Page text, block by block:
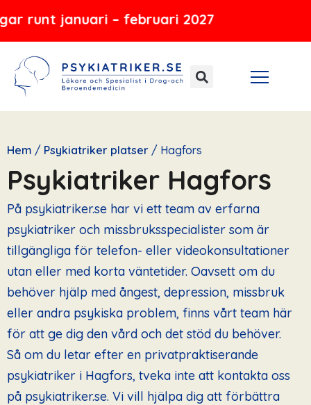
– februari 2027
innehåll
Hem / Psykiatriker platser / Hagfors
Psykiatriker Hagfors
På psykiatriker.se har vi ett team av erfarna
psykiatriker och missbruksspecialister som är
tillgängliga för telefon- eller videokonsultationer
utan eller med korta väntetider. Oavsett om du
behöver hjälp med ångest, depression, missbruk
eller andra psykiska problem, finns vårt team här
för att ge dig den vård och det stöd du behöver.
Så om du letar efter en privatpraktiserande
psykiatriker i Hagfors, tveka inte att kontakta oss
på psykiatriker.se. Vi vill hjälpa dig att förbättra